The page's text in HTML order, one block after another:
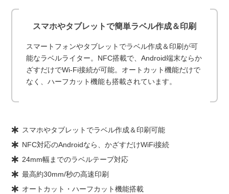
スマホやタブレットで簡単ラベル作成＆印刷
スマートフォンやタブレットでラベル作成＆印刷が可
能なラベルライター。NFC搭載で、Android端末ならか
ざすだけでWi-Fi接続が可能。オートカット機能だけで
なく、ハーフカット機能も搭載されています。
スマホやタブレットでラベル作成＆印刷可能
NFC対応のAndroidなら、かざすだけWiFi接続
24mm幅までのラベルテープ対応
最高約30mm/秒の高速印刷
オートカット・ハーフカット機能搭載